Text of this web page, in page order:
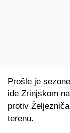
Prošle je
ide Zrinjskom
protiv
terenu.